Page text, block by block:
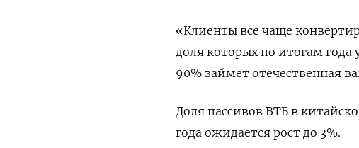
«Клиенты все чаще
доля которых по итогам
90% займет отечественная
Доля пассивов ВТБ в
года ожидается рост до 3%.